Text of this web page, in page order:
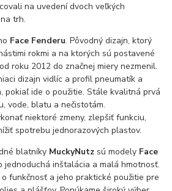
na uvedení dvoch veľkých
trh.
Face Fenderu. Pôvodný dizajn, ktorý
rokmi a na ktorých sú postavené
roku 2012 do značnej miery nezmenil.
dizajn vidlíc a profil pneumatík a
pokiaľ ide o použitie. Stále kvalitná prvá
vode, blatu a nečistotám.
niektoré zmeny, zlepšiť funkciu,
spotrebu jednorazových plastov.
blatníky MuckyNutz sú modely Face
jednoduchá inštalácia a malá hmotnosť.
funkčnosť a jeho praktické použitie pre